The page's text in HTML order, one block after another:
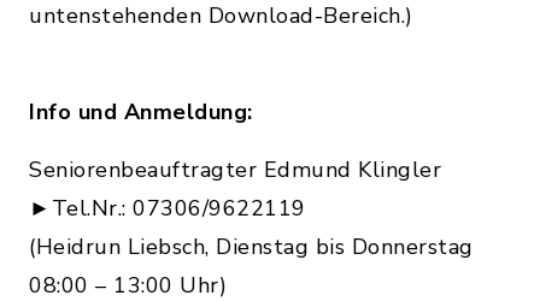
untenstehenden Download-Bereich.)
Info und Anmeldung:
Seniorenbeauftragter Edmund Klingler
►Tel.Nr.: 07306/9622119
(Heidrun Liebsch, Dienstag bis Donnerstag
08:00 – 13:00 Uhr)